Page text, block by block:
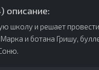
описание:
школу и решает провести
и ботана Гришу,